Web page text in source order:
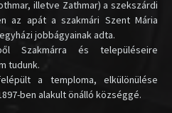
illetve Zathmar) a szekszárdi
az apát a szakmári Szent Mária
jobbágyainak adta.
Szakmárra és településeire
tudunk.
a temploma, elkülönülése
ben alakult önálló községgé.